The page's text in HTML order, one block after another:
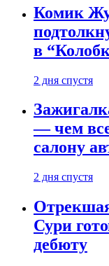
Комик
в
2 дня спустя
— чем
салону
2 дня спустя
Сури
дебюту